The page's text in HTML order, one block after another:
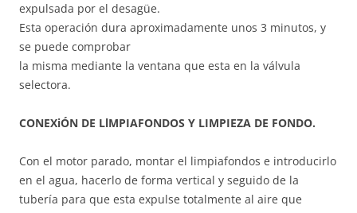
expulsada por el desagüe.
Esta operación dura aproximadamente unos 3 minutos, y
se puede comprobar
la misma mediante la ventana que esta en la válvula
selectora.
CONEXiÓN DE LlMPIAFONDOS Y LIMPIEZA DE FONDO.
Con el motor parado, montar el limpiafondos e introducirlo
en el agua, hacerlo de forma vertical y seguido de la
tubería para que esta expulse totalmente al aire que